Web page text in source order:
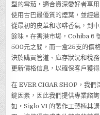
型的雪茄，適合資深愛好者享
使用古巴最優質的煙葉，並經
從最初的皮革和咖啡香氣，到
餘味。在香港市場，Cohiba 6
500元之間，而一盒25支的價
決於購買管道、庫存狀況和稅
更新價格信息，以確保客戶獲
在 EVER CIGAR SHOP，我們
鍵因素，因此我們提供專業諮
如，Siglo VI 的製作工藝極其